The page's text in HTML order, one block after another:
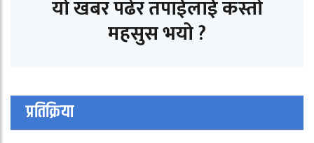
यो खबर पढेर तपाईलाई कस्तो
महसुस भयो ?
प्रतिक्रिया